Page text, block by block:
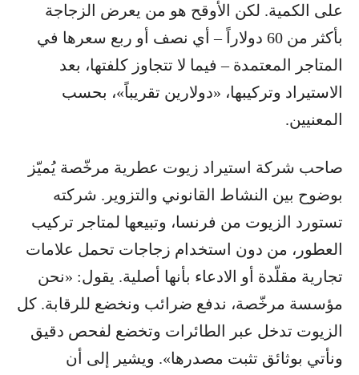
على الكمية. لكن الأوقح هو من يعرض الزجاجة
بأكثر من 60 دولاراً – أي نصف أو ربع سعرها في
المتاجر المعتمدة – فيما لا تتجاوز كلفتها، بعد
الاستيراد وتركيبها، «دولارين تقريباً»، بحسب
المعنيين.
صاحب شركة استيراد زيوت عطرية مرخّصة يُميّز
بوضوح بين النشاط القانوني والتزوير. شركته
تستورد الزيوت من فرنسا، وتبيعها لمتاجر تركيب
العطور، من دون استخدام زجاجات تحمل علامات
تجارية مقلّدة أو الادعاء بأنها أصلية. يقول: «نحن
مؤسسة مرخّصة، ندفع ضرائب ونخضع للرقابة. كل
الزيوت تدخل عبر الطائرات وتخضع لفحص دقيق
ونأتي بوثائق تثبت مصدرها». ويشير إلى أن